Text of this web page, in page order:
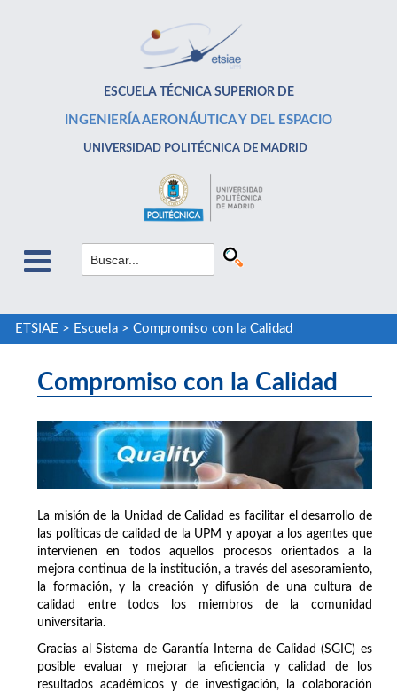
ESCUELA TÉCNICA SUPERIOR DE
INGENIERÍA AERONÁUTICA Y DEL ESPACIO
UNIVERSIDAD POLITÉCNICA DE MADRID
ETSIAE > Escuela> Compromiso con la Calidad
Compromiso con la Calidad
La misión de la Unidad de Calidad es facilitar el desarrollo de
las políticas de calidad de la UPM y apoyar a los agentes que
intervienen en todos aquellos procesos orientados a la
mejora continua de la institución, a través del asesoramiento,
la formación, y la creación y difusión de una cultura de
calidad entre todos los miembros de la comunidad
universitaria.
Gracias al Sistema de Garantía Interna de Calidad (SGIC) es
posible evaluar y mejorar la eficiencia y calidad de los
resultados académicos y de investigación, la colaboración